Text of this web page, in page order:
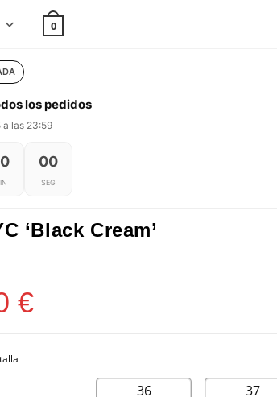
0
los pedidos
a las 23:59
00
SEG
‘Black Cream’
€
36 37